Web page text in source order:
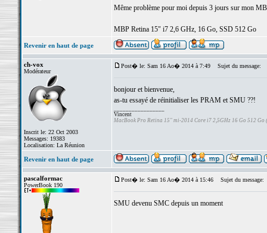
Même problème pour moi depuis 3 jours sur mon
MBP Retina 15" i7 2,6 GHz, 16 Go, SSD 512 Go
Revenir en haut de page
ch-vox
Modérateur
Inscrit le: 22 Oct 2003
Messages: 19383
Localisation: La Réunion
Post� le: Sam 16 Ao� 2014 à 7:49 Sujet du message:
bonjour et bienvenue,
as-tu essayé de réinitialiser les PRAM et SMU ??!
Vincent
MacBook Pro Retina 15" mi-2014 Core i7 2,5GHz 16 Go 512 Go
Revenir en haut de page
pascalformac
PowerBook 190
Post� le: Sam 16 Ao� 2014 à 15:46 Sujet du message:
SMU devenu SMC depuis un moment